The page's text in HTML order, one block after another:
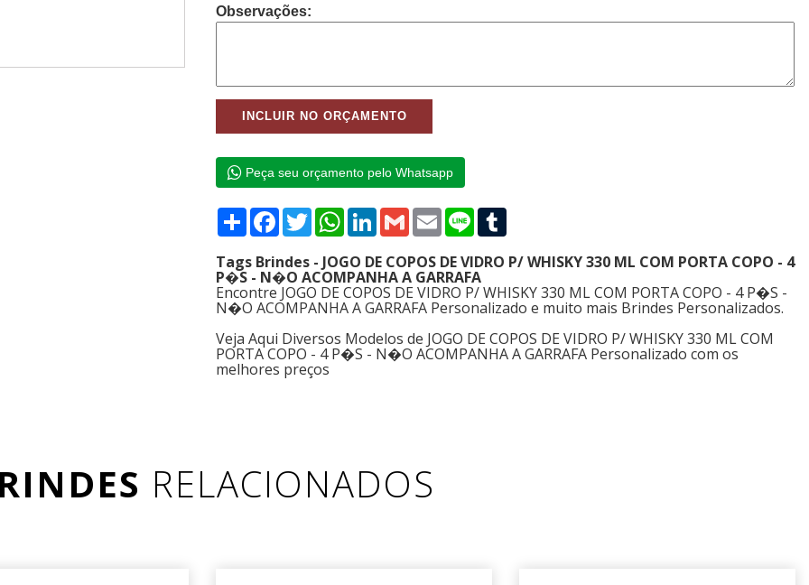
Observações:
Peça seu orçamento pelo Whatsapp
Compartilhar
Facebook
TwitterWhatsApp
LinkedIn
GmailEmailLine
Tags Brindes - JOGO DE COPOS DE VIDRO P/ WHISKY 330 ML COM PORTA COPO - 4
P�S - N�O ACOMPANHA A GARRAFA
Encontre JOGO DE COPOS DE VIDRO P/ WHISKY 330 ML COM PORTA COPO - 4 P�S -
N�O ACOMPANHA A GARRAFA Personalizado e muito mais Brindes Personalizados.
Veja Aqui Diversos Modelos de JOGO DE COPOS DE VIDRO P/ WHISKY 330 ML COM
PORTA COPO - 4 P�S - N�O ACOMPANHA A GARRAFA Personalizado com os
melhores preços
RELACIONADOS